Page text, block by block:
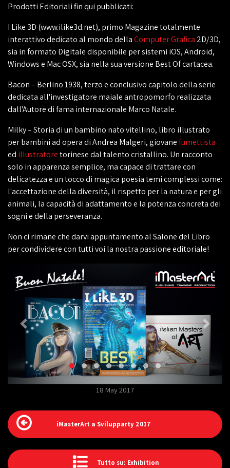
Prodotti Editoriali fin qui pubblicati:
I Like 3D (www.ilike3d.net), primo Magazine totalmente
interattivo dedicato al mondo dellaComputer Grafica 2D/3D,
sia in formato Digitale disponibile per sistemi iOS, Android,
Windows e Mac OSX, sia nella sua versione Best Of cartacea.
Bacon – Berlino 1938, terzo e conclusivo capitolo della serie
dedicata all'investigatore maiale antropomorfo realizzata
dall'Autore di fama internazionale Marco Natale.
Milky – Storia di un bambino nato vitellino, libro illustrato
per bambini ad opera di Andrea Malgeri, giovanefumettista
ed illustratoretorinese dal talento cristallino. Un racconto
solo in apparenza semplice, ma capace di trattare con
delicatezza e un tocco di magica poesia temi complessi come:
l'accettazione della diversità, il rispetto per la natura e per gli
animali, la capacità di adattamento e la potenza concreta dei
sogni e della perseveranza.
Non ci rimane che darvi appuntamento al Salone del Libro
per condividere con tutti voi la nostra passione editoriale!
18 May 2017
iMasterArt a Svilupparty 2017
Tutto su: Exhibition